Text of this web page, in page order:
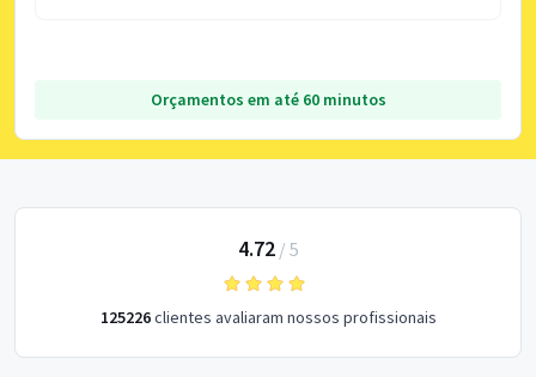
Orçamentos em até 60 minutos
4.72/ 5
125226clientes avaliaram nossos profissionais